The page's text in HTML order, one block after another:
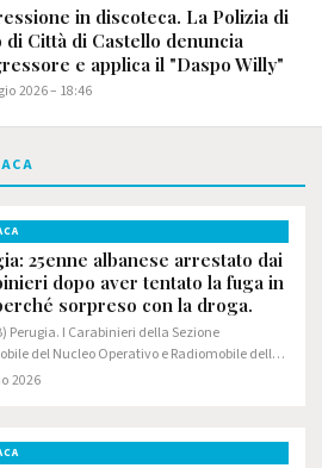
in discoteca. La Polizia di
di Città di Castello denuncia
e applica il "Daspo Willy"
2026 – 18:46
25enne albanese arrestato dai
dopo aver tentato la fuga in
sorpreso con la droga.
Perugia. I Carabinieri della Sezione
del Nucleo Operativo e Radiomobile della
di Perugia hanno arrestato, in flagranza di
2026